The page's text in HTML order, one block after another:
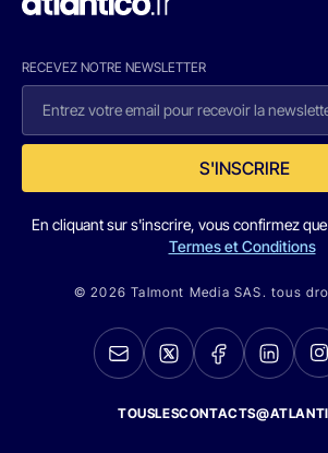
RECEVEZ NOTRE NEWSLETTER
S'INSCRIRE
En cliquant sur s'inscrire, vous confirmez
Termes et Conditions
© 2026 Talmont Media SAS. tous